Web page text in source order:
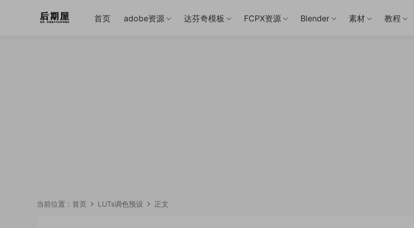
首页 adobe资源 达芬奇模板 FCPX资源 Blender 素材 教程
当前位置： 首页 LUTs调色预设 正文